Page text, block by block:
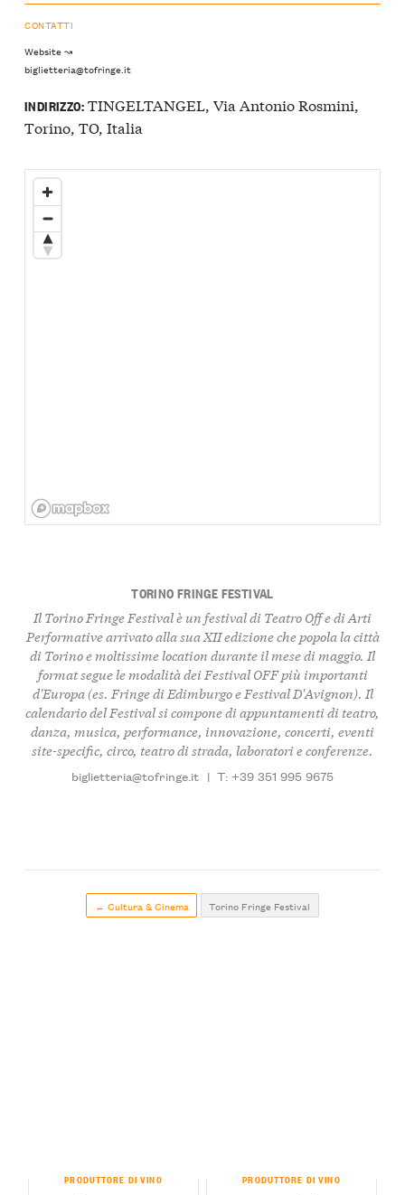
CONTATTI
Website ↝
biglietteria@tofringe.it
INDIRIZZO:TINGELTANGEL, Via Antonio Rosmini,
Torino, TO, Italia
TORINO FRINGE FESTIVAL
Il Torino Fringe Festival è un festival di Teatro Off e di Arti
Performative arrivato alla sua XII edizione che popola la città
di Torino e moltissime location durante il mese di maggio. Il
format segue le modalità dei Festival OFF più importanti
d'Europa (es. Fringe di Edimburgo e Festival D'Avignon). Il
calendario del Festival si compone di appuntamenti di teatro,
danza, musica, performance, innovazione, concerti, eventi
site-specific, circo, teatro di strada, laboratori e conferenze.
biglietteria@tofringe.it | T: +39 351 995 9675
← Cultura & Cinema Torino Fringe Festival
PRODUTTORE DI VINO PRODUTTORE DI VINO